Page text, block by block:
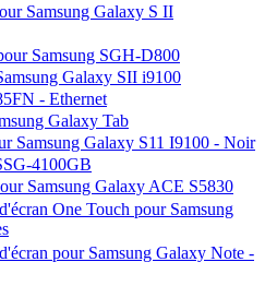
Samsung Galaxy S II
Samsung SGH-D800
Galaxy SII i9100
- Ethernet
Galaxy Tab
Samsung Galaxy S11 I9100 - Noir
4100GB
Samsung Galaxy ACE S5830
One Touch pour Samsung
pour Samsung Galaxy Note -